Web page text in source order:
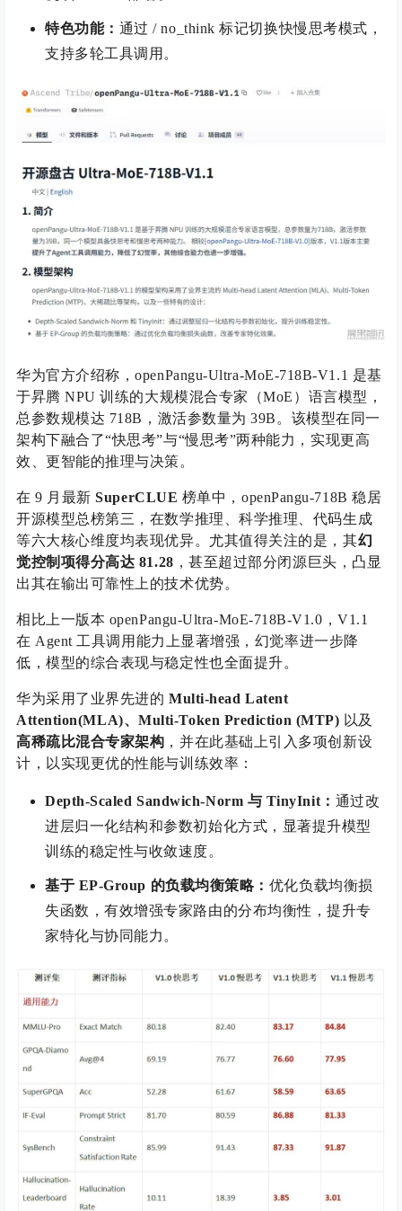
特色功能： 通过 / no_think 标记切换快慢思考模式，
支持多轮工具调用。
华为官方介绍称，openPangu-Ultra-MoE-718B-V1.1 是基
于昇腾 NPU 训练的大规模混合专家（MoE）语言模型，
总参数规模达 718B，激活参数量为 39B。该模型在同一
架构下融合了“快思考”与“慢思考”两种能力，实现更高
效、更智能的推理与决策。
在 9 月最新SuperCLUE 榜单中，openPangu-718B 稳居
开源模型总榜第三，在数学推理、科学推理、代码生成
等六大核心维度均表现优异。尤其值得关注的是，其幻
觉控制项得分高达 81.28 ，甚至超过部分闭源巨头，凸显
出其在输出可靠性上的技术优势。
相比上一版本 openPangu-Ultra-MoE-718B-V1.0，V1.1
在 Agent 工具调用能力上显著增强，幻觉率进一步降
低，模型的综合表现与稳定性也全面提升。
华为采用了业界先进的 Multi-head Latent
Attention(MLA)、Multi-Token Prediction (MTP) 以及
高稀疏比混合专家架构 ，并在此基础上引入多项创新设
计，以实现更优的性能与训练效率：
Depth-Scaled Sandwich-Norm 与 TinyInit： 通过改
进层归一化结构和参数初始化方式，显著提升模型
训练的稳定性与收敛速度。
基于 EP-Group 的负载均衡策略： 优化负载均衡损
失函数，有效增强专家路由的分布均衡性，提升专
家特化与协同能力。